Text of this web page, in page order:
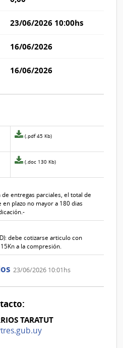
23/06/2026 10:00hs
16/06/2026
16/06/2026
Archivo
de
la
Nº
(.pdf 45 Kb)
Archivo
de
aclaración
Nº
2
(.doc 130 Kb)
entregas parciales, el total de
plazo no mayor a 180 dias
debe cotizarse articulo con
a la compresión.
23/06/2026 10:01hs
TARATUT